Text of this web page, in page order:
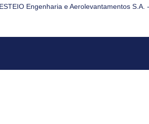
Engenharia e Aerolevantamentos S.A.